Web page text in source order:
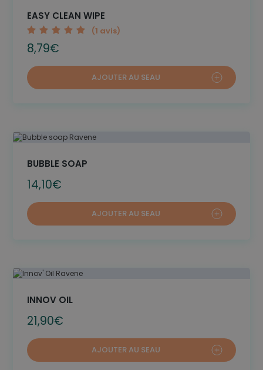
EASY CLEAN WIPE
1 2 3 4 (1 avis)
8,79€
AJOUTER AU SEAU
BUBBLE SOAP
14,10€
AJOUTER AU SEAU
INNOV OIL
21,90€
AJOUTER AU SEAU